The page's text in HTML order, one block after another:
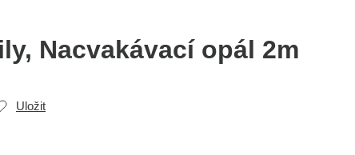
, Nacvakávací opál 2m
Uložit